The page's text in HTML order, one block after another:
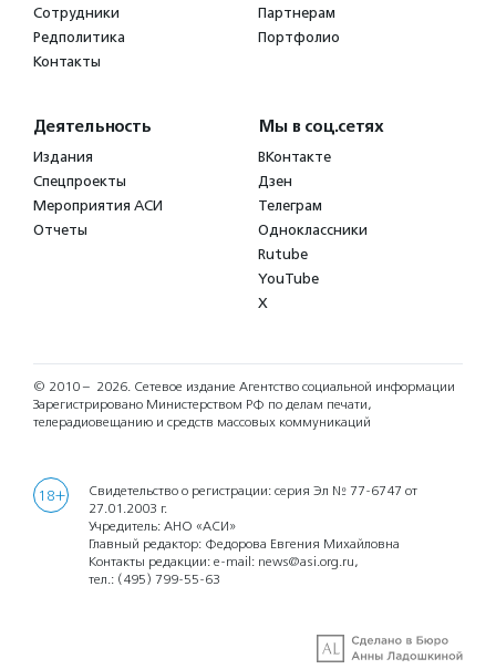
Сотрудники
Редполитика
Контакты
Партнерам
Портфолио
Деятельность
Издания
Спецпроекты
Мероприятия АСИ
Отчеты
Мы в соц.сетях
ВКонтакте
Дзен
Телеграм
Одноклассники
Rutube
YouTube
X
© 2010 – 2026. Сетевое издание Агентство социальной информации
Зарегистрировано Министерством РФ по делам печати,
телерадиовещанию и средств массовых коммуникаций
18+
Свидетельство о регистрации: серия Эл № 77-6747 от
27.01.2003 г.
Учредитель: АНО «АСИ»
Главный редактор: Федорова Евгения Михайловна
Контакты редакции: e-mail: news@asi.org.ru,
тел.: (495) 799-55-63